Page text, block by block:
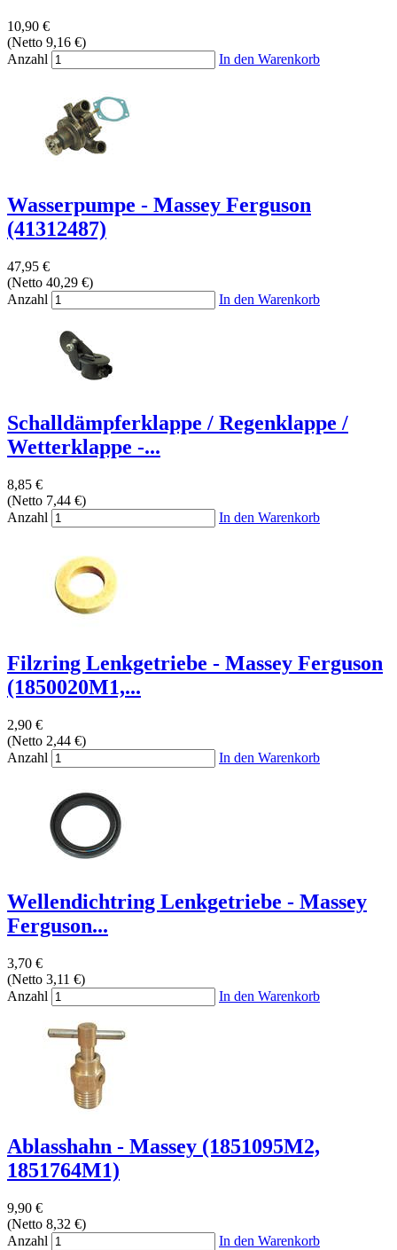
10,90 €
(Netto 9,16 €)
Anzahl
In den Warenkorb
Wasserpumpe - Massey Ferguson
(41312487)
47,95 €
(Netto 40,29 €)
Anzahl
In den Warenkorb
Schalldämpferklappe / Regenklappe /
Wetterklappe -...
8,85 €
(Netto 7,44 €)
Anzahl
In den Warenkorb
Filzring Lenkgetriebe - Massey Ferguson
(1850020M1,...
2,90 €
(Netto 2,44 €)
Anzahl
In den Warenkorb
Wellendichtring Lenkgetriebe - Massey
Ferguson...
3,70 €
(Netto 3,11 €)
Anzahl
In den Warenkorb
Ablasshahn - Massey (1851095M2,
1851764M1)
9,90 €
(Netto 8,32 €)
Anzahl
In den Warenkorb